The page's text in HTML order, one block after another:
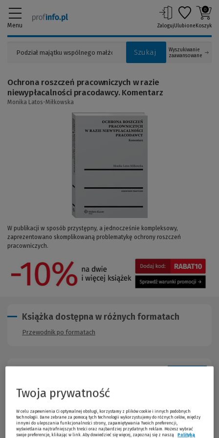
Menu
Szukaj
Wyszukiwanie
zaawansowane
ZalogujUlubione
0
Koszyk
(Link
W publikacji w sposób przystępny, a jednocześnie kompleksowy,
zaprezentowano skomplikowaną problematykę ochrony roszczeń
pracowniczych.
Ochrona roszczeń pracowniczych w razie
niewypłacalności pracodawcy. Komentarz
Monika Latos-Miłkowska
W komentarzuw sposób przystępny, a jednocześnie
problematykę ochrony roszczeń pracowniczych.
Uwzględniono dotychczasowy dorobek judykatury oraz nauki
prawa pracy dotyczący tego zagadnienia. Opracowanie zawiera
Książka dostępna w różnych formatach
Przewodnik po formatach
Twoja prywatność
W celu zapewnienia Ci optymalnej obsługi, korzystamy z plików cookie i innych podobnych
technologii. Dane zebrane za pomocą tych technologii wykorzystujemy do różnych celów, między
innymi do ulepszania funkcjonalności strony, zapamiętywania Twoich preferencji,
wyświetlania najtrafniejszych treści oraz najbardziej przydatnych reklam. Możesz wybrać
swoje preferencje, klikając w link. Aby dowiedzieć się więcej, zapoznaj się z naszą
Polityką